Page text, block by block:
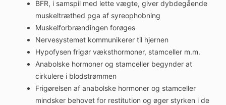
BFR, i samspil med lette vægte, giver dybdegående
muskeltræthed pga af syreophobning
Muskelforbrændingen forøges
Nervesystemet kommunikerer til hjernen
Hypofysen frigør væksthormoner, stamceller m.m.
Anabolske hormoner og stamceller begynder at
cirkulere i blodstrømmen
Frigørelsen af anabolske hormoner og stamceller
mindsker behovet for restitution og øger styrken i de